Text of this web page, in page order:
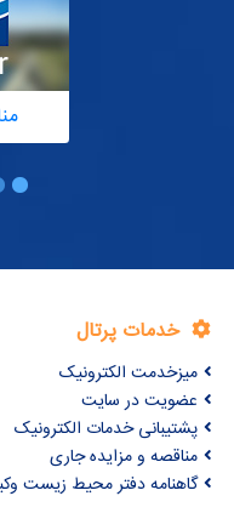
خدمات پرتال
میزخدمت الکترونیک
عضویت در سایت
پشتیبانی خدمات الکترونیک
مناقصه و مزایده جاری
گاهنامه دفتر محیط زیست